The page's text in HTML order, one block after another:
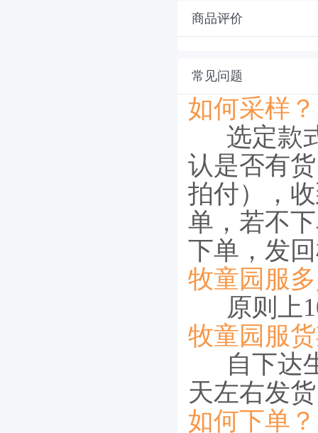
商品评价
常见问题
如何采样？
选定款
认是否有
拍付），
单，若不
下单，发
牧童园服
原则上
牧童园服
自下达
天左右发
如何下单？